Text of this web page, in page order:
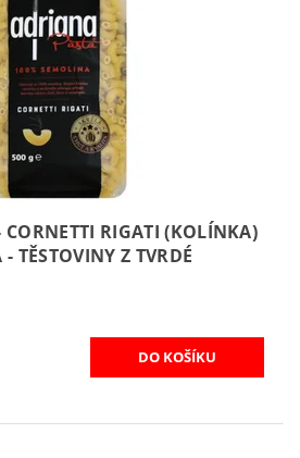
RIGATI (KOLÍNKA)
TĚSTOVINY Z TVRDÉ